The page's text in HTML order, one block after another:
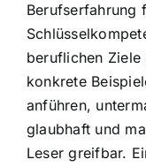
Berufserfahrung
beruflichen
konkrete
anführen,
glaubhaft und
Leser greifbar.